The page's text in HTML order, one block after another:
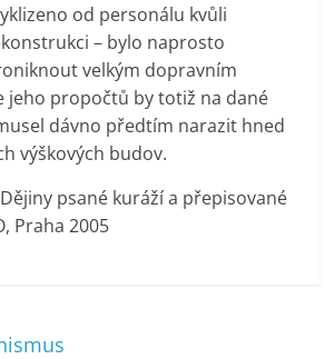
od personálu kvůli
– bylo naprosto
velkým dopravním
jeho propočtů by totiž na dané
dávno předtím narazit hned
výškových budov.
Dějiny psané kuráží a přepisované
Praha 2005